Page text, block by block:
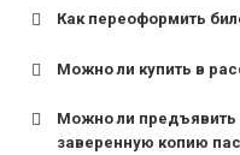
Как переоформить
Можно ли купить в
Можно ли предъявить
заверенную копию